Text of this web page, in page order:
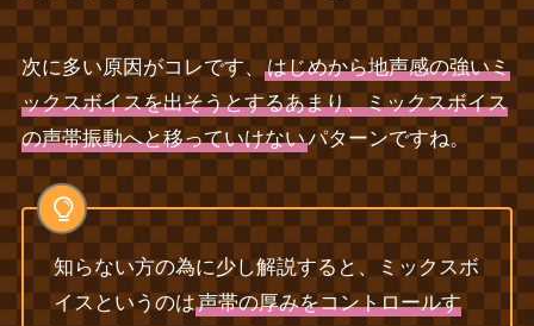
次に多い原因がコレです、はじめから地声感の強いミ
ックスボイスを出そうとするあまり、ミックスボイス
の声帯振動へと移っていけないパターンですね。
知らない方の為に少し解説すると、ミックスボ
イスというのは声帯の厚みをコントロールす